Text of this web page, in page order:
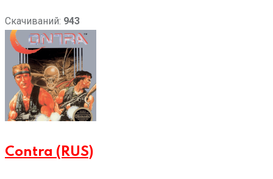
Скачиваний: 943
Contra (RUS)